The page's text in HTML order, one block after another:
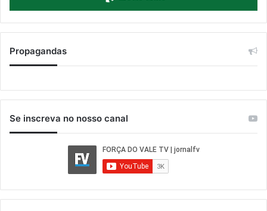
Propagandas
Se inscreva no nosso canal